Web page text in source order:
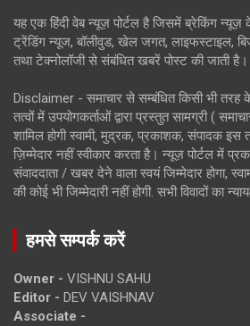
यह एक हिंदी वेब न्यूज़ पोर्टल है जिसमें ब्रेकिंग न्यूज़
ट्रेंडिंग न्यूज, बॉलीवुड, खेल जगत, लाइफस्टाइल,
तथा टेक्नोलॉजी से संबंधित खबरें पोस्ट की जाती है।
Disclaimer - समाचार से सम्बंधित किसी भी
तत्वों में उपयोगकर्ताओं द्वारा प्रस्तुत सामग्री (
शामिल होगी स्वामी, मुद्रक, प्रकाशक, संपादक इस
ज़िम्मेदार नहीं स्वीकार करता है। न्यूज़ पोर्टल में
संवाददाता / खबर देने वाला स्वयं जिम्मेदार होगा,
की कोई भी जिम्मेदारी नहीं होगी. सभी विवादों का
हमसे सम्पर्क करें
Owner - VISHNU SAHU
Editor - DEV VAISHNAV
Associate -